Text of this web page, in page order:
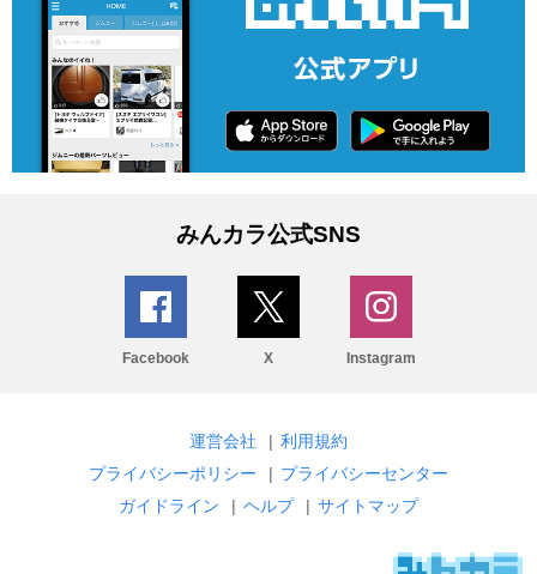
みんカラ公式SNS
Facebook X Instagram
運営会社 | 利用規約
プライバシーポリシー
| プライバシーセンター
ガイドライン
| ヘルプ | サイトマップ